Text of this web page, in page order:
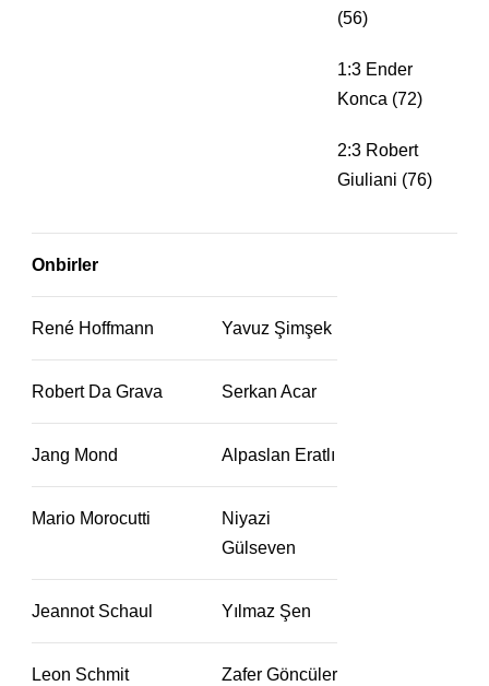
(56)
1:3 Ender
Konca (72)
2:3 Robert
Giuliani (76)
Onbirler
René Hoffmann Yavuz Şimşek
Robert Da Grava Serkan Acar
Jang Mond Alpaslan Eratlı
Mario Morocutti
Niyazi
Gülseven
Jeannot Schaul Yılmaz Şen
Leon Schmit Zafer Göncüler